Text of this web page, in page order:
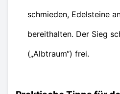
schmieden, Edelsteine
bereithalten. Der Sieg
(„Albtraum“) frei.